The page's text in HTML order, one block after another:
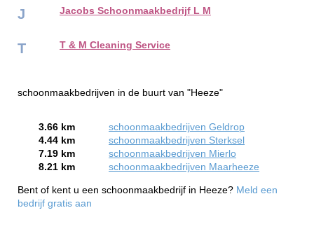
J Jacobs Schoonmaakbedrijf L M
T T & M Cleaning Service
schoonmaakbedrijven in de buurt van "Heeze"
3.66 km
schoonmaakbedrijven Geldrop
4.44 km
schoonmaakbedrijven Sterksel
7.19 km
schoonmaakbedrijven Mierlo
8.21 km
schoonmaakbedrijven Maarheeze
Bent of kent u een schoonmaakbedrijf in Heeze? Meld een
bedrijf gratis aan